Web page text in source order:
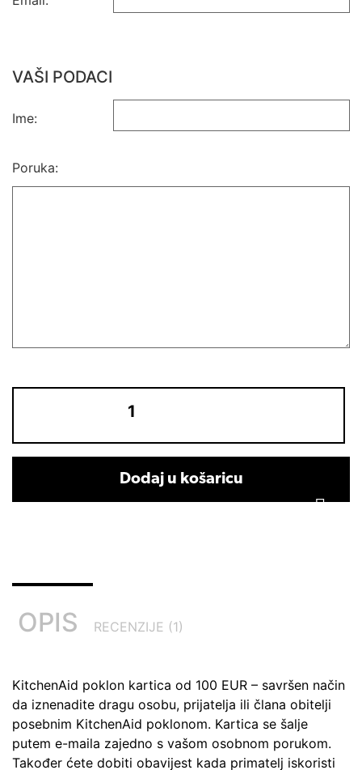
VAŠI PODACI
Ime:
Poruka:
Dodaj u košaricu
OPIS RECENZIJE (1)
KitchenAid poklon kartica od 100 EUR – savršen način
da iznenadite dragu osobu, prijatelja ili člana obitelji
posebnim KitchenAid poklonom. Kartica se šalje
putem e-maila zajedno s vašom osobnom porukom.
Također ćete dobiti obavijest kada primatelj iskoristi